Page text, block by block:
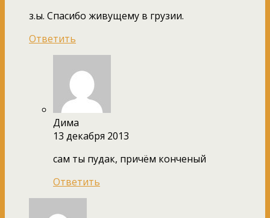
з.ы. Спасибо живущему в грузии.
Ответить
Дима
13 декабря 2013
сам ты пудак, причём конченый
Ответить